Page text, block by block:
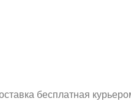
бесплатная